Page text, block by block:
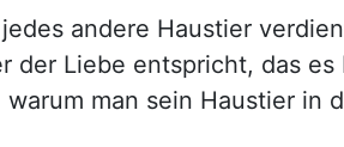
andere Haustier
der Liebe entspricht, das es
man sein Haustier in